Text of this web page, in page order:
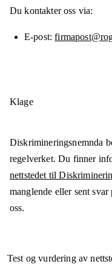
Du kontakter oss via:
E-post
Klage
Diskrimineringsnemnda
regelverket. Du finner
nettstedet til
manglende eller sent
oss.
Test og vurdering av